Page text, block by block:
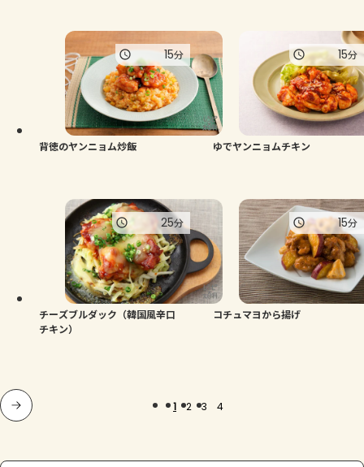
背徳のヤンニョム炒飯
15分
ゆでヤンニョムチキン
15分
チーズブルダック（韓国風辛口
チキン）
25分
コチュマヨから揚げ
15分
1 2 3 4